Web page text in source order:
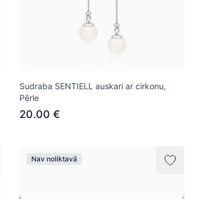
Sudraba SENTIELL auskari ar cirkonu,
Pērle
20.00 €
Nav noliktavā